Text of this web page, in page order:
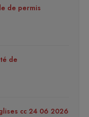
de permis
de
cc 24 06 2026